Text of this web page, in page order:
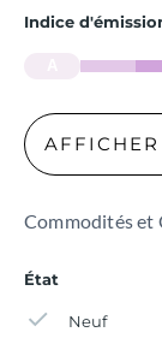
Indice
Commodités et
État
Neuf